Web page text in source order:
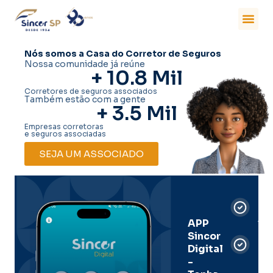
Nós somos a Casa do Corretor de Seguros
Nossa comunidade já reúne
+ 10.8 Mil
Corretores de seguros associados
Também estão com a gente
+ 3.5 Mil
Empresas corretoras
e seguros associadas
SEJA UM ASSOCIADO
APP
Sincor
Digital
-